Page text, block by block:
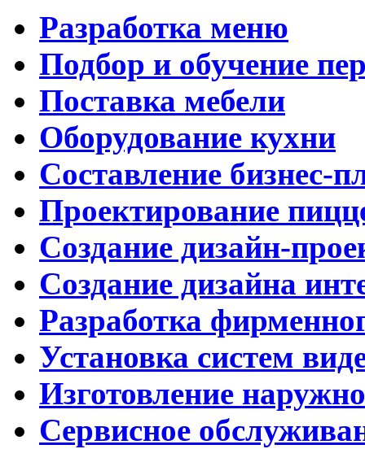
Разработка меню
Подбор и обучение
Поставка мебели
Оборудование кухни
Составление бизнес-
Проектирование
Создание дизайн-
Создание дизайна
Разработка
Установка систем
Изготовление
Сервисное